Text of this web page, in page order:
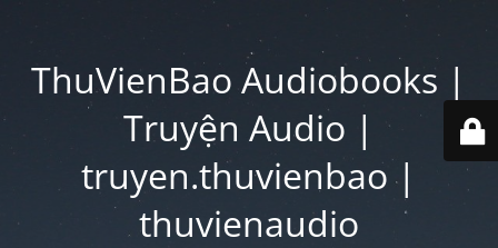
ThuVienBao Audiobooks |
Truyện Audio |
truyen.thuvienbao |
thuvienaudio